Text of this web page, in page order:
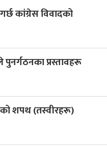
कांग्रेस विवादको
प्रस्तावहरू
शपथ (तस्वीरहरू)